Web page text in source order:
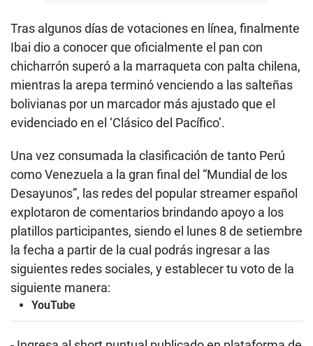
Tras algunos días de votaciones en línea, finalmente
Ibai dio a conocer que oficialmente el pan con
chicharrón superó a la marraqueta con palta chilena,
mientras la arepa terminó venciendo a las salteñas
bolivianas por un marcador más ajustado que el
evidenciado en el ‘Clásico del Pacífico’.
Una vez consumada la clasificación de tanto Perú
como Venezuela a la gran final del “Mundial de los
Desayunos”, las redes del popular streamer español
explotaron de comentarios brindando apoyo a los
platillos participantes, siendo el lunes 8 de setiembre
la fecha a partir de la cual podrás ingresar a las
siguientes redes sociales, y establecer tu voto de la
siguiente manera:
YouTube